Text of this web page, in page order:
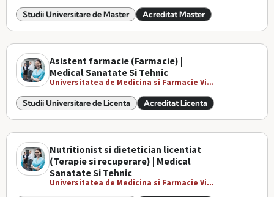
Studii Universitare de Master Acreditat Master
Asistent farmacie (Farmacie) |
Medical Sanatate Si Tehnic
Universitatea de Medicina si Farmacie Vi...
Studii Universitare de Licenta Acreditat Licenta
Nutritionist si dietetician licentiat
(Terapie si recuperare) | Medical
Sanatate Si Tehnic
Universitatea de Medicina si Farmacie Vi...